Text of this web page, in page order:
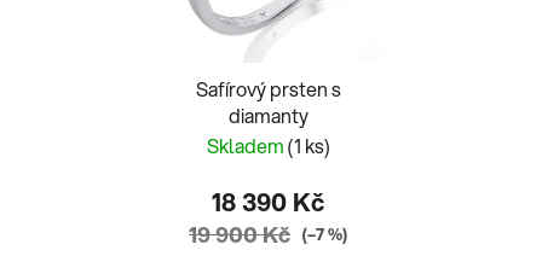
Safírový prsten s
diamanty
Skladem(1 ks)
18 390 Kč
19 900 Kč (–7 %)